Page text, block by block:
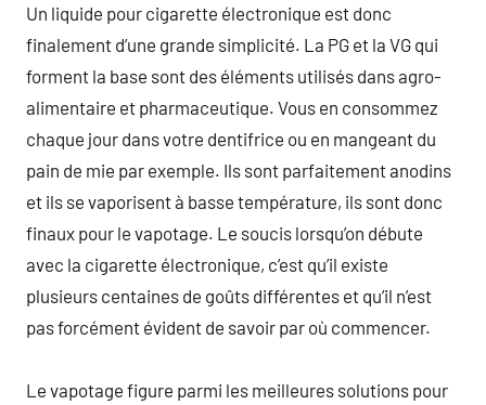
Un liquide pour cigarette électronique est donc
finalement d’une grande simplicité. La PG et la VG qui
forment la base sont des éléments utilisés dans agro-
alimentaire et pharmaceutique. Vous en consommez
chaque jour dans votre dentifrice ou en mangeant du
pain de mie par exemple. Ils sont parfaitement anodins
et ils se vaporisent à basse température, ils sont donc
finaux pour le vapotage. Le soucis lorsqu’on débute
avec la cigarette électronique, c’est qu’il existe
plusieurs centaines de goûts différentes et qu’il n’est
pas forcément évident de savoir par où commencer.
Le vapotage figure parmi les meilleures solutions pour